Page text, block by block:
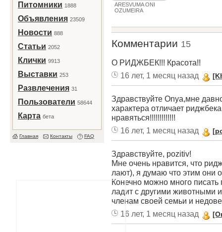
Питомники 1888
Объявления 23509
Новости 888
Статьи 2052
Клички 9913
Выставки 253
Развлечения 31
Пользователи 58644
Карта бета
Главная Контакты FAQ
ARESVUMA ONI
OZUMEIRA
Комментарии 15
О РИДЖБЕК!!! Красота!!
16 лет, 1 месяц назад
Здравствуйте Onya,мне
характера отличает
нравяться!!!!!!!!!!!!!
16 лет, 1 месяц назад
Здравствуйте, pozitiv!
Мне очень нравится, что
лают), я думаю что этим они
Конечно можно много
ладит с другими животными
членам своей семьи и
16 лет, 1 месяц назад